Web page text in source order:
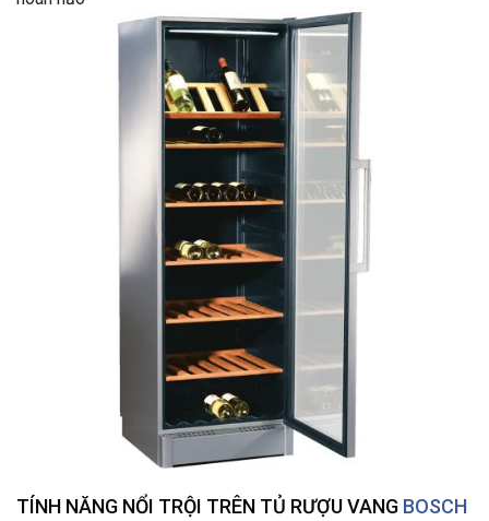
TÍNH NĂNG NỔI TRỘI TRÊN TỦ RƯỢU VANG BOSCH